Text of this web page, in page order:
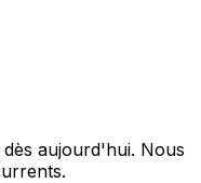
aujourd'hui. Nous